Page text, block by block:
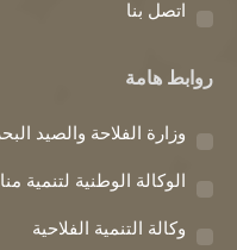
اتصل بنا
روابط هامة
وزارة الفلاحة والصيد
الوكالة الوطنية لتنمية
وكالة التنمية الفلاحية